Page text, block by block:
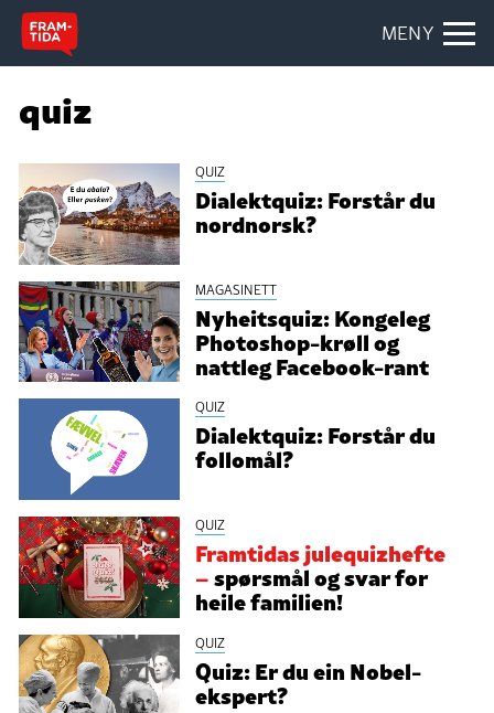
MENY
quiz
QUIZ
Dialektquiz: Forstår du
nordnorsk?
MAGASINETT
Nyheitsquiz: Kongeleg
Photoshop-krøll og
nattleg Facebook-rant
QUIZ
Dialektquiz: Forstår du
follomål?
QUIZ
Framtidas julequizhefte
–spørsmål og svar for
heile familien!
QUIZ
Quiz: Er du ein Nobel-
ekspert?